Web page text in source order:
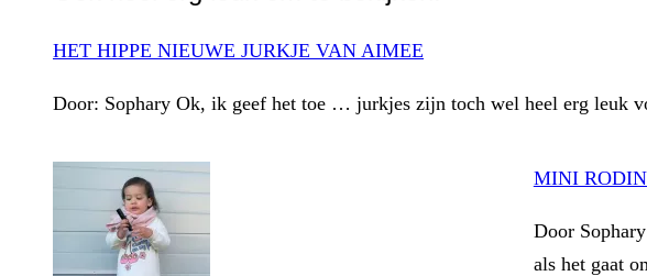
HET HIPPE NIEUWE JURKJE VAN AIMEE
Door: Sophary Ok, ik geef het toe … jurkjes zijn toch wel heel erg leuk
MINI
Door
als het gaat